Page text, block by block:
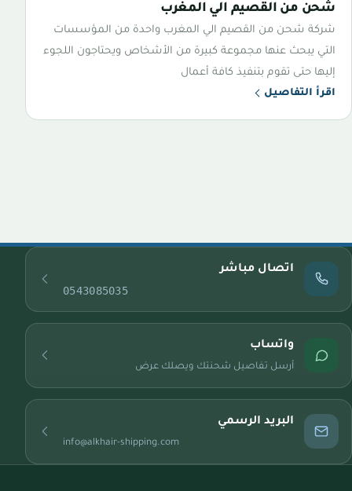
شحن من القصيم الي المغرب
شركة شحن من القصيم الي المغرب واحدة من المؤسسات
التي يبحث عنها مجموعة كبيرة من الأشخاص ويحتاجون اللجوء
إليها حتى تقوم بتنفيذ كافة أعمال
اقرأ التفاصيل
اتصال مباشر
0543085035
واتساب
أرسل تفاصيل شحنتك ويصلك عرض
البريد الرسمي
info@alkhair-shipping.com